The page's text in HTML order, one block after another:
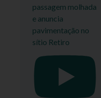
passagem molhada
e anuncia
pavimentação no
sítio Retiro